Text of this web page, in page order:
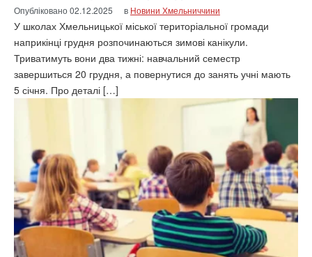
Опубліковано02.12.2025 в Новини Хмельниччини
У школах Хмельницької міської територіальної громади
наприкінці грудня розпочинаються зимові канікули.
Триватимуть вони два тижні: навчальний семестр
завершиться 20 грудня, а повернутися до занять учні мають
5 січня. Про деталі […]